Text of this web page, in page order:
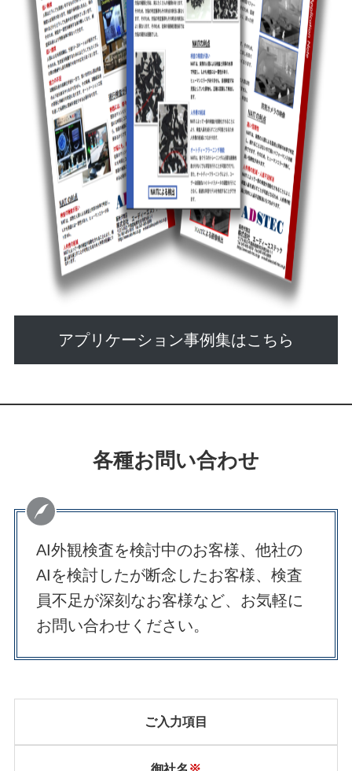
アプリケーション事例集はこちら
各種お問い合わせ
AI外観検査を検討中のお客様、他社の
AIを検討したが断念したお客様、検査
員不足が深刻なお客様など、お気軽に
お問い合わせください。
ご入力項目